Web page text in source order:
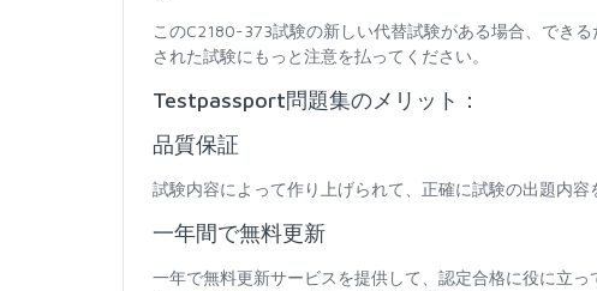
このC2180-373試験の新しい代替試験がある場合、でき
された試験にもっと注意を払ってください。
Testpassport問題集のメリット：
品質保証
試験内容によって作り上げられて、正確に試験の出題内
一年間で無料更新
一年で無料更新サービスを提供して、認定合格に役に立